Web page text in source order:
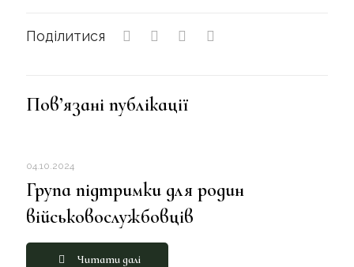
Поділитися
Пов’язані публікації
04.10.2024
Група підтримки для родин
військовослужбовців
Читати далі